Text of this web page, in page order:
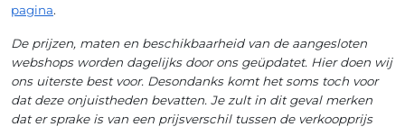
pagina.
De prijzen, maten en beschikbaarheid van de aangesloten
webshops worden dagelijks door ons geüpdatet. Hier doen wij
ons uiterste best voor. Desondanks komt het soms toch voor
dat deze onjuistheden bevatten. Je zult in dit geval merken
dat er sprake is van een prijsverschil tussen de verkoopprijs